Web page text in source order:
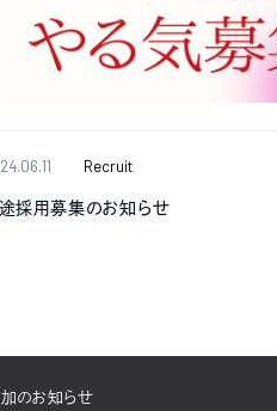
Recruit
採用募集のお知らせ
加のお知らせ